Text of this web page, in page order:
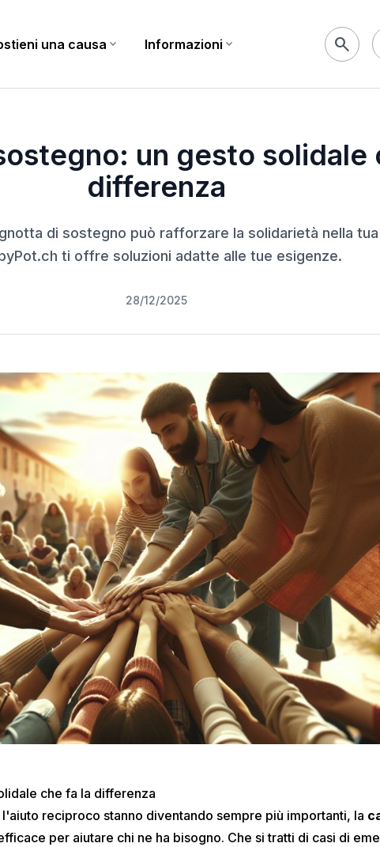
una causa expand_more Informazioni expand_more search
un gesto solidale
differenza
di sostegno può rafforzare la solidarietà nella
ti offre soluzioni adatte alle tue esigenze.
28/12/2025
che fa la differenza
reciproco stanno diventando sempre più importanti, la
per aiutare chi ne ha bisogno. Che si tratti di casi di